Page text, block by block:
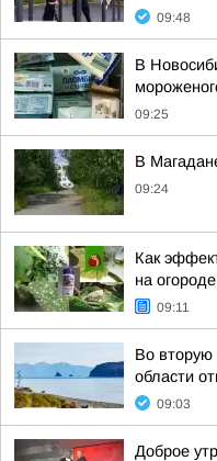
09:48
В
09:25
В
09:24
Как
на
09:11
Во вторую
области
09:03
Доброе